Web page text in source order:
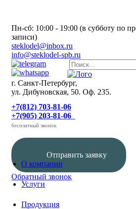
Пн-сб: 10:00 - 19:00 (в субботу по
записи)
steklodel@inbox.ru
info@steklodel-spb.ru
г. Санкт-Петербург,
ул. Дибуновская, 50. Оф. 235.
+7(812) 703-81-06
+7(905) 203-81-06
бесплатный звонок
Отправить заявку
Обратный звонок
О компании
Услуги
Продукция